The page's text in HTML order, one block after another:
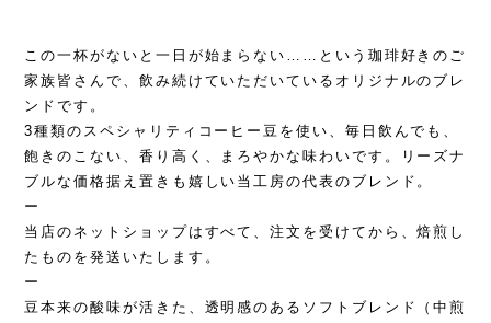
この一杯がないと一日が始まらない……という珈琲好きのご
家族皆さんで、飲み続けていただいているオリジナルのブレ
ンドです。
3種類のスペシャリティコーヒー豆を使い、毎日飲んでも、
飽きのこない、香り高く、まろやかな味わいです。リーズナ
ブルな価格据え置きも嬉しい当工房の代表のブレンド。
ー
当店のネットショップはすべて、注文を受けてから、焙煎し
たものを発送いたします。
ー
豆本来の酸味が活きた、透明感のあるソフトブレンド（中煎